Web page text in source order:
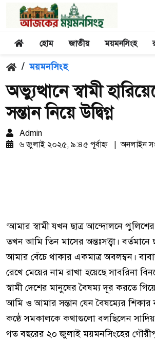
হোম জাতীয় ময়মনসিংহ
/ ময়মনসিংহ
অভ্যুত্থানে স্বামী
সন্তান নিয়ে উদ্বিগ্ন
Admin
৬ জুলাই ২০২৫, ৯:৪৫ পূর্বাহ্ন
অনলাইন
‘আমার স্বামী যখন ছাত্র আন্দোলনে
তখন আমি তিন মাসের অন্তঃসত্ত্বা।
আমার বেঁচে থাকার একমাত্র অবলম্বন।
রেখে মেয়ের নাম রাখা হয়েছে সাবরিনা
স্বামী দেশের মানুষের বৈষম্য দূর করতে
আমি ও আমার সন্তান যেন বৈষম্যের শিকার
কণ্ঠে সমকালকে কথাগুলো বলছিলেন
গত বছরের ২০ জুলাই ময়মনসিংহের